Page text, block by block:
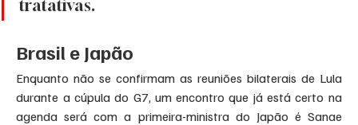
tratativas.
Brasil e Japão
Enquanto não se confirmam as reuniões bilaterais de Lula
durante a cúpula do G7, um encontro que já está certo na
agenda será com a primeira-ministra do Japão é Sanae